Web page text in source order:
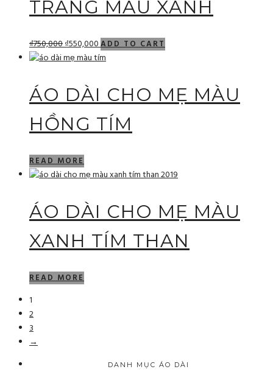
TRANG MÀU XANH
₫750,000₫550,000ADD TO CART
ÁO DÀI CHO MẸ MÀU
HỒNG TÍM
READ MORE
ÁO DÀI CHO MẸ MÀU
XANH TÍM THAN
READ MORE
1
2
3
→
DANH MỤC ÁO DÀI